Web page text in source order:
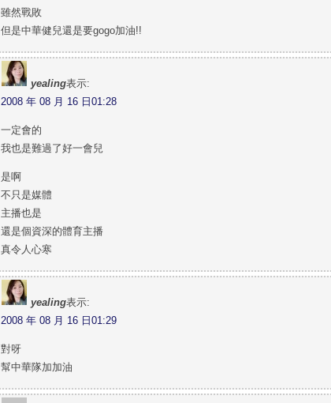
雖然戰敗
但是中華健兒還是要gogo加油!!
yealing表示:
2008 年 08 月 16 日01:28
一定會的
我也是難過了好一會兒
是啊
不只是媒體
主播也是
還是個資深的體育主播
真令人心寒
yealing表示:
2008 年 08 月 16 日01:29
對呀
幫中華隊加加油